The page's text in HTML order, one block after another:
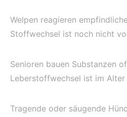
Welpen reagieren
Stoffwechsel ist noch nicht
Senioren bauen Substanzen
Leberstoffwechsel ist im
Tragende oder säugende